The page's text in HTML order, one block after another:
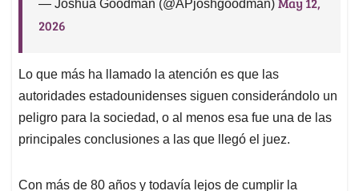
— Joshua Goodman (@APjoshgoodman)
2026
Lo que más ha llamado la atención es que las
autoridades estadounidenses siguen considerándolo un
peligro para la sociedad, o al menos esa fue una de las
principales conclusiones a las que llegó el juez.
Con más de 80 años y todavía lejos de cumplir la